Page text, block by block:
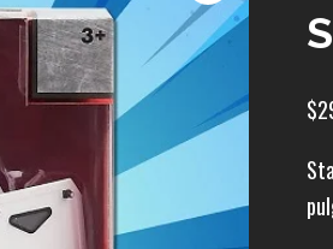
$